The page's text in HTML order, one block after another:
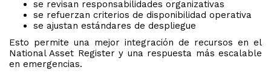
se revisan responsabilidades organizativas
se refuerzan criterios de disponibilidad operativa
se ajustan estándares de despliegue
Esto permite una mejor integración de recursos en el
National Asset Register y una respuesta más escalable
en emergencias.